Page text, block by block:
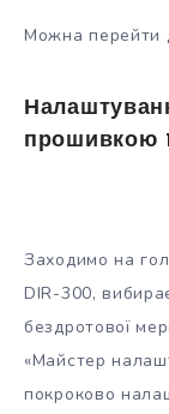
Можна перейти
прошивкою
Заходимо на
DIR-300,
бездротової
«Майстер
покроково